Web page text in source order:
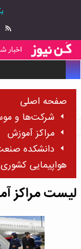
صفحه اصلی
شرکت‌ها و
مراکز آموزش
دانشکده
هواپیمایی کشوری
لیست مراکز